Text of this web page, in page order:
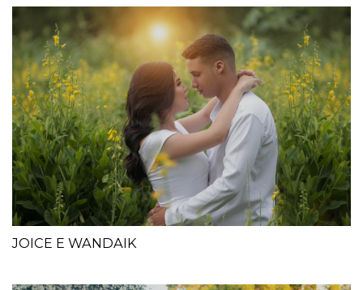
JOICE E WANDAIK